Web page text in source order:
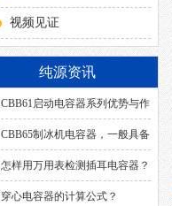
视频见证
纯源资讯
CBB61启动电容器系列优势与作
用！
CBB65制冰机电容器，一般具备
哪几种引出方式？
怎样用万用表检测插耳电容器？
穿心电容器的计算公式？